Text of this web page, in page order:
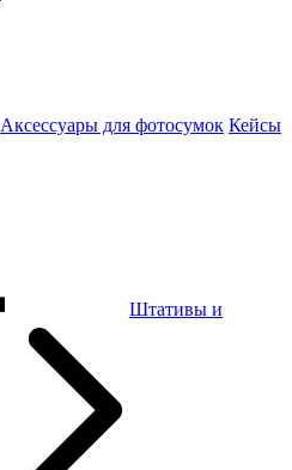
Аксессуары для фотосумок Кейсы
Штативы и